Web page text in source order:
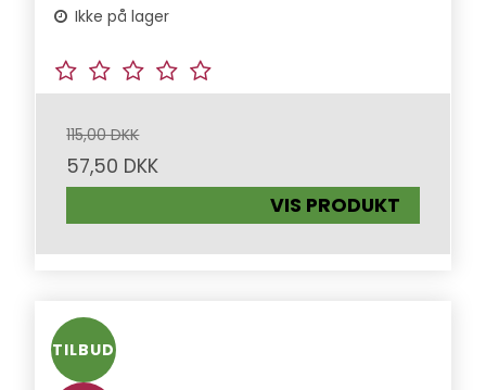
Ikke på lager
115,00 DKK
57,50 DKK
VIS PRODUKT
TILBUD